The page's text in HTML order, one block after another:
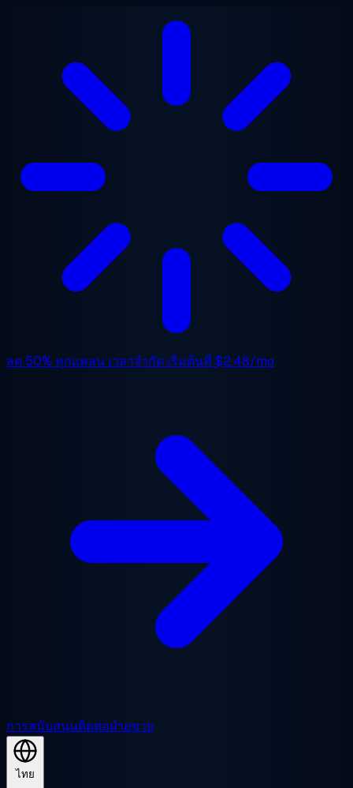
ลด 50% ทุกแพลน เวลาจำกัด เริ่มต้นที่ $2.48/mo
การสนับสนุนติดต่อฝ่ายขาย
ไทย